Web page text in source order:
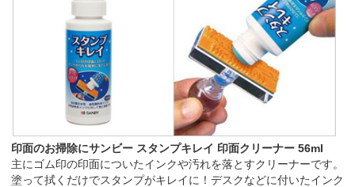
印面のお掃除にサンビー スタンプキレイ 印面クリーナー 56ml
主にゴム印の印面についたインクや汚れを落とすクリーナーです。
塗って拭くだけでスタンプがキレイに！デスクなどに付いたインク